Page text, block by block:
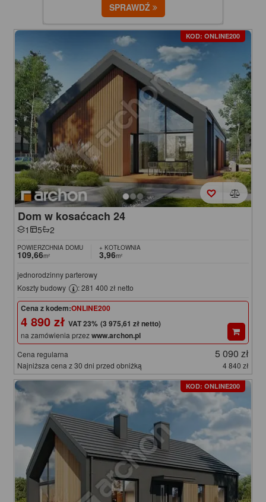
SPRAWDŹ
KOD: ONLINE200
Dom w kosaćcach 24
1 5 2
POWIERZCHNIA DOMU
109,66m²
+ KOTŁOWNIA
3,96m²
jednorodzinny parterowy
Koszty budowy
: 281 400 zł netto
Cena z kodem:ONLINE200
4 890 zł (3 975,61 zł netto)
na zamówienia przezwww.archon.pl
Cena regularna 5 090 zł
Najniższa cena z 30 dni przed obniżką 4 840 zł
KOD: ONLINE200